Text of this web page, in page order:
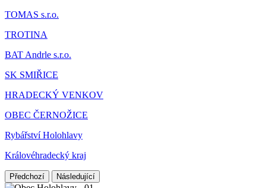
TOMAS s.r.o.
TROTINA
BAT Andrle s.r.o.
SK SMIŘICE
HRADECKÝ VENKOV
OBEC ČERNOŽICE
Rybářství Holohlavy
Královéhradecký kraj
Předchozí Následující